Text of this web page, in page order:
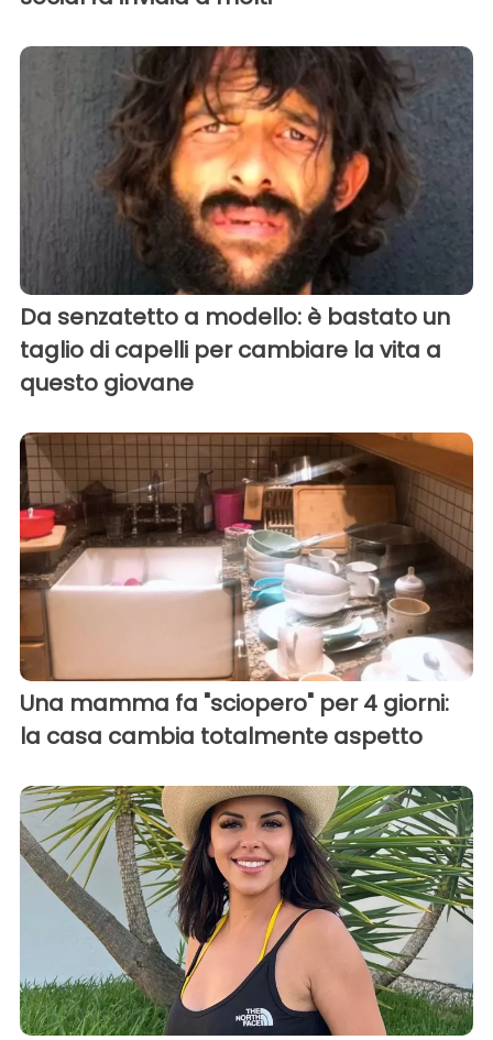
Da senzatetto a modello: è bastato un
taglio di capelli per cambiare la vita a
questo giovane
Una mamma fa "sciopero" per 4 giorni:
la casa cambia totalmente aspetto